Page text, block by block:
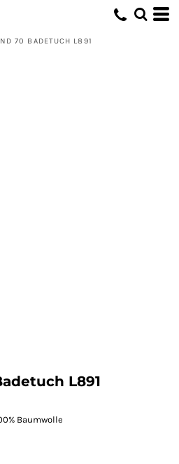
70 BADETUCH L891
L891
Baumwolle